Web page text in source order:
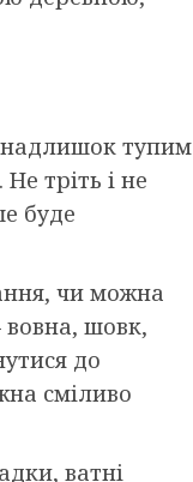
надлишок тупим
тріть і не
буде
чи можна
шовк,
до
сміливо
ватні